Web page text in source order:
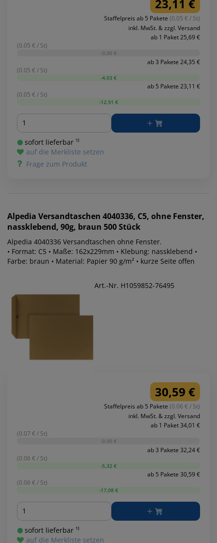
23,11 €
Staffelpreis ab 5 Pakete (0.05 € / St)
inkl. MwSt. & zzgl. Versand
ab 1 Paket 25,69 €
(0.05 € / St)
-0,00 €
ab 3 Pakete 24,35 €
(0.05 € / St)
-4,03 €
ab 5 Pakete 23,11 €
(0.05 € / St)
-12,91 €
Menge
sofort lieferbar ¹⁾
auf die Merkliste setzen
Frage zum Produkt
Alpedia Versandtaschen 4040336, C5, ohne Fenster,
nassklebend, 90g, braun 500 Stück
Alpedia 4040336 Versandtaschen ohne Fenster.
• Format: C5 • Maße: 162x229mm • Klebung: nassklebend •
Farbe: braun • Material: Papier 90 g/m² • kurze Seite offen
Art.-Nr. H1059852-76495
30,59 €
Staffelpreis ab 5 Pakete (0.06 € / St)
inkl. MwSt. & zzgl. Versand
ab 1 Paket 34,01 €
(0.07 € / St)
-0,00 €
ab 3 Pakete 32,24 €
(0.06 € / St)
-5,32 €
ab 5 Pakete 30,59 €
(0.06 € / St)
-17,08 €
Menge
sofort lieferbar ¹⁾
auf die Merkliste setzen